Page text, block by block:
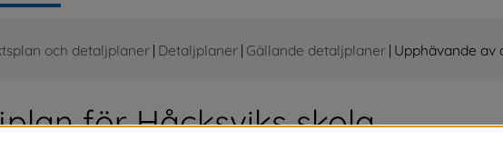
och detaljplaner | Detaljplaner | Gällande detaljplaner | Upphävande av
för Håcksviks skola